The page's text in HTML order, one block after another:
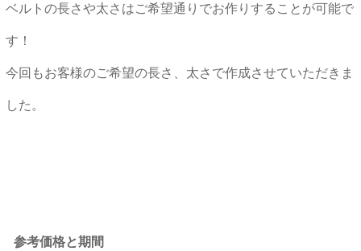
ベルトの長さや太さはご希望通りでお作りすることが可能で
す！
今回もお客様のご希望の長さ、太さで作成させていただきま
した。
参考価格と期間